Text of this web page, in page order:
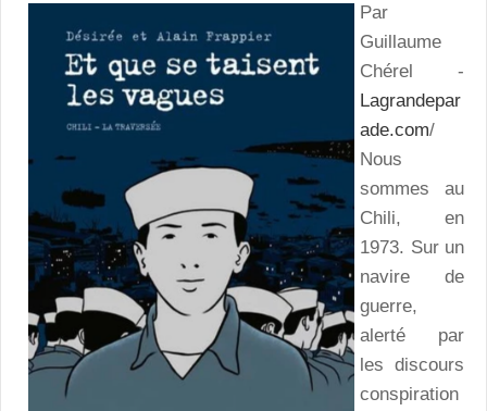
Par
Guillaume
Chérel -
Lagrandepar
ade.com/
Nous
sommes au
Chili, en
1973. Sur un
navire de
guerre,
alerté par
les discours
conspiration